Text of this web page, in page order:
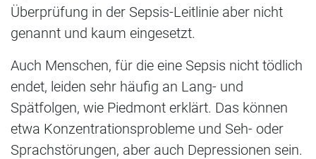
Überprüfung in der Sepsis-Leitlinie aber nicht
genannt und kaum eingesetzt.
Auch Menschen, für die eine Sepsis nicht tödlich
endet, leiden sehr häufig an Lang- und
Spätfolgen, wie Piedmont erklärt. Das können
etwa Konzentrationsprobleme und Seh- oder
Sprachstörungen, aber auch Depressionen sein.